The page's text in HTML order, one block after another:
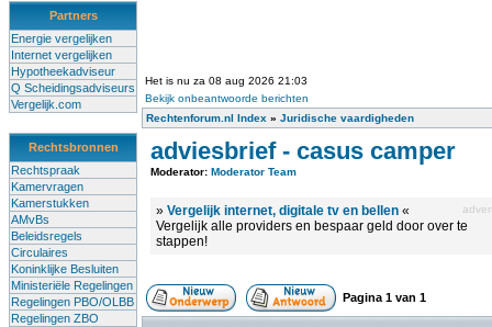
Partners
Energie vergelijken
Internet vergelijken
Hypotheekadviseur
Q Scheidingsadviseurs
Vergelijk.com
Rechtsbronnen
Rechtspraak
Kamervragen
Kamerstukken
AMvBs
Beleidsregels
Circulaires
Koninklijke Besluiten
Ministeriële Regelingen
Regelingen PBO/OLBB
Regelingen ZBO
Het is nu za 08 aug 2026 21:03
Bekijk onbeantwoorde berichten
Rechtenforum.nl Index » Juridische vaardigheden
adviesbrief - casus camper
Moderator: Moderator Team
» Vergelijk internet, digitale tv en bellen «
Vergelijk alle providers en bespaar geld door over te
stappen!
Pagina 1 van 1